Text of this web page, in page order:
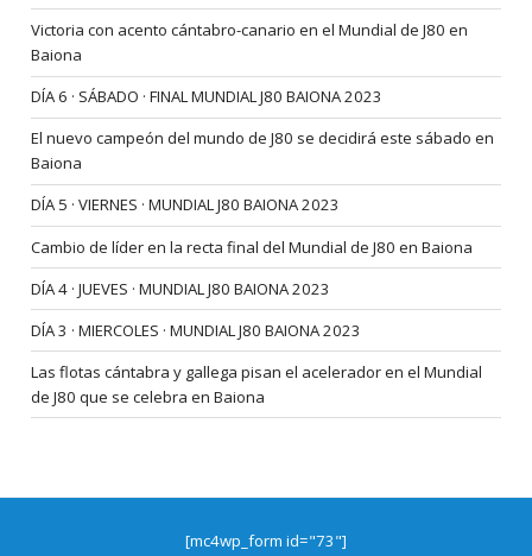
Victoria con acento cántabro-canario en el Mundial de J80 en
Baiona
DÍA 6 · SÁBADO · FINAL MUNDIAL J80 BAIONA 2023
El nuevo campeón del mundo de J80 se decidirá este sábado en
Baiona
DÍA 5 · VIERNES · MUNDIAL J80 BAIONA 2023
Cambio de líder en la recta final del Mundial de J80 en Baiona
DÍA 4 · JUEVES · MUNDIAL J80 BAIONA 2023
DÍA 3 · MIERCOLES · MUNDIAL J80 BAIONA 2023
Las flotas cántabra y gallega pisan el acelerador en el Mundial
de J80 que se celebra en Baiona
[mc4wp_form id="73"]